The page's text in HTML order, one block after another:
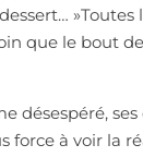
que le bout
désespéré,
force à voir la